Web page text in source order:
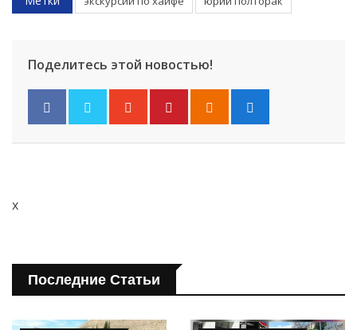
Поделитесь этой новостью!
x
Последние Статьи